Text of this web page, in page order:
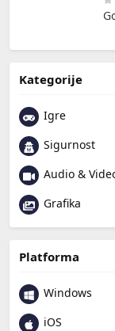
Kategorije
Igre
Sigurnost
Audio &
Grafika
Platforma
Windows
iOS